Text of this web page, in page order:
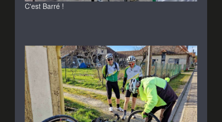
C'est Barré !